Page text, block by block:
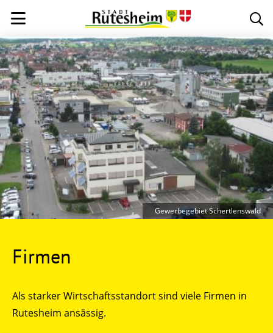
Firmen
Als starker Wirtschaftsstandort sind viele Firmen in
Rutesheim ansässig.
Gewerbegebiet Schertlenswald